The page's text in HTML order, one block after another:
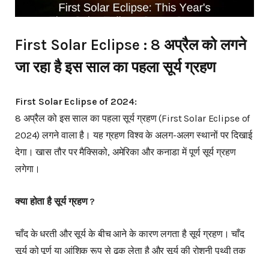
First Solar Eclipse : 8 अप्रैल को लगने
जा रहा है इस साल का पहला सूर्य ग्रहण
First Solar Eclipse of 2024:
8 अप्रैल को इस साल का पहला सूर्य ग्रहण (First Solar Eclipse of
2024) लगने वाला है। यह ग्रहण विश्व के अलग-अलग स्थानों पर दिखाई
देगा। खास तौर पर मैक्सिको, अमेरिका और कनाडा में पूर्ण सूर्य ग्रहण
लगेगा।
क्या होता है सूर्य ग्रहण ?
चाँद के धरती और सूर्य के बीच आने के कारण लगता है सूर्य ग्रहण। चाँद
सूर्य को पूर्ण या आंशिक रूप से ढक लेता है और सूर्य की रोशनी पृथ्वी तक